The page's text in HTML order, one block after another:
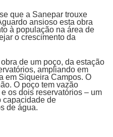
que a Sanepar trouxe
ansioso esta obra
à população na área de
o crescimento da
de um poço, da estação
ampliando em
em Siqueira Campos. O
O poço tem vazão
os dois reservatórios – um
capacidade de
de água.